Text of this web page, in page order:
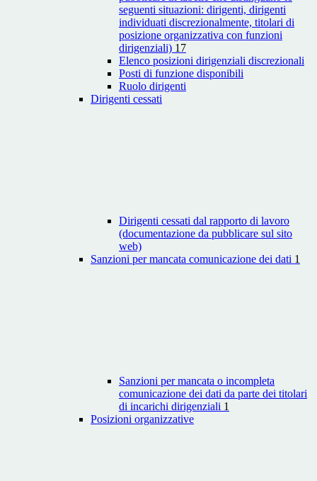
seguenti situazioni: dirigenti, dirigenti
individuati discrezionalmente, titolari di
posizione organizzativa con funzioni
dirigenziali) 17
Elenco posizioni dirigenziali discrezionali
Posti di funzione disponibili
Ruolo dirigenti
Dirigenti cessati
Dirigenti cessati dal rapporto di lavoro
(documentazione da pubblicare sul sito
web)
Sanzioni per mancata comunicazione dei dati 1
Sanzioni per mancata o incompleta
comunicazione dei dati da parte dei titolari
di incarichi dirigenziali 1
Posizioni organizzative